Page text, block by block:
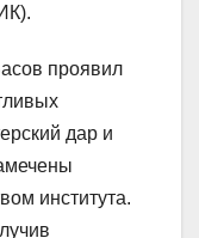
проявил
дар и
института.